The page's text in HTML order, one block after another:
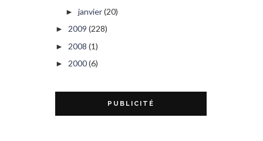
► janvier(20)
► 2009 (228)
► 2008 (1)
► 2000(6)
PUBLICITÉ